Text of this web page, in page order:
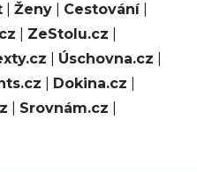
Ženy Cestování|
ZeStolu.cz
Úschovna.cz
Dokina.cz
Srovnám.cz